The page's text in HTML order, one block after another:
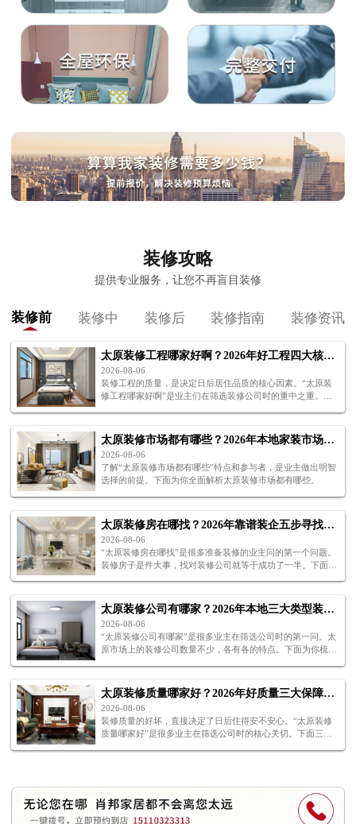
装修攻略
提供专业服务，让您不再盲目装修
装修前 装修中 装修后 装修指南 装修资讯
太原装修工程哪家好啊？2026年好工程四大核心标准解析
2026-08-06
装修工程的质量，是决定日后居住品质的核心因素。“太原装
修工程哪家好啊”是业主们在筛选装修公司时的重中之重。下
太原装修市场都有哪些？2026年本地家装市场格局全解析
2026-08-06
了解“太原装修市场都有哪些”特点和参与者，是业主做出明智
选择的前提。下面为你全面解析太原装修市场都有哪些。
太原装修房在哪找？2026年靠谱装企五步寻找全攻略
2026-08-06
“太原装修房在哪找”是很多准备装修的业主问的第一个问题。
装修房子是件大事，找对装修公司就等于成功了一半。下面五
太原装修公司有哪家？2026年本地三大类型装企推荐
2026-08-06
“太原装修公司有哪家”是很多业主在筛选公司时的第一问。太
原市场上的装修公司数量不少，各有各的特点。下面为你梳理
太原装修质量哪家好？2026年好质量三大保障体系解析
2026-08-06
装修质量的好坏，直接决定了日后住得安不安心。“太原装修
质量哪家好”是很多业主在筛选公司时的核心关切。下面三个